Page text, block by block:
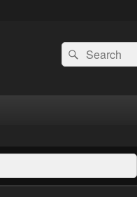
Buscar
por:
Buscar